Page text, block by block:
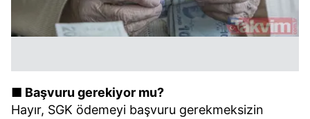
■ Başvuru gerekiyor mu?
Hayır, SGK ödemeyi başvuru gerekmeksizin